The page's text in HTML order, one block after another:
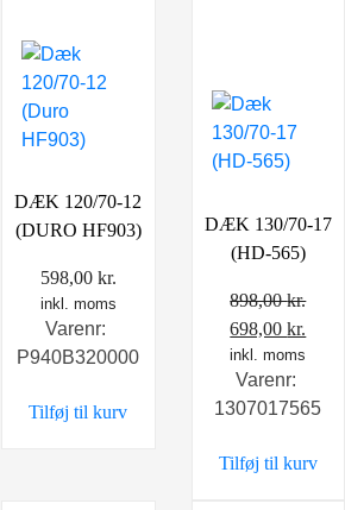
DÆK 120/70-12
(DURO HF903)
598,00 kr.
inkl. moms
Varenr:
P940B320000
Tilføj til kurv
DÆK 130/70-17
(HD-565)
898,00kr.
Den
oprindelige
pris
var:
698,00kr.
er:
inkl. moms
Varenr:
1307017565
Tilføj til kurv